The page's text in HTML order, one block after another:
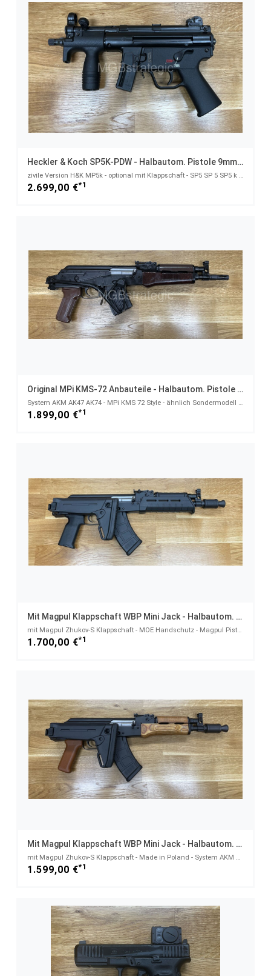
Heckler & Koch SP5K-PDW - Halbautom. Pistole 9mmLuger
zivile Version H&K MP5k - optional mit Klappschaft - SP5 SP 5 SP5 k MP5 MP 5 - 9mmLuger
2.699,00 €*1
Original MPi KMS-72 Anbauteile - Halbautom. Pistole 7,62x39 WBP Mini Jack
System AKM AK47 AK74 - MPi KMS 72 Style - ähnlich Sondermodell MfS DDR NVA - 7,62x39
1.899,00 €*1
Mit Magpul Klappschaft WBP Mini Jack - Halbautom. Pistole 7,62x39
mit Magpul Zhukov-S Klappschaft - MOE Handschutz - Magpul Pistolengriff - Made in Poland - System AK
1.700,00 €*1
Mit Magpul Klappschaft WBP Mini Jack - Halbautom. Pistole 7,62x39
mit Magpul Zhukov-S Klappschaft - Made in Poland - System AKM AK47 AK74 Mini Jack - 7,62x39
1.599,00 €*1